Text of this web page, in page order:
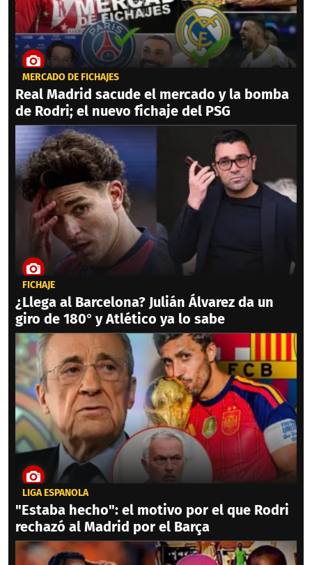
MERCADO DE FICHAJES
Real Madrid sacude el mercado y la bomba
de Rodri; el nuevo fichaje del PSG
FICHAJE
¿Llega al Barcelona? Julián Álvarez da un
giro de 180° y Atlético ya lo sabe
LIGA ESPAÑOLA
"Estaba hecho": el motivo por el que Rodri
rechazó al Madrid por el Barça